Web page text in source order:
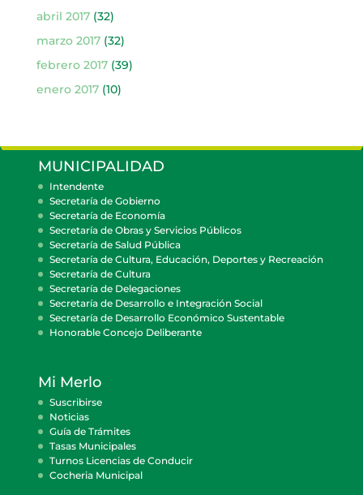
abril 2017(32)
marzo 2017(32)
febrero 2017(39)
enero 2017(10)
MUNICIPALIDAD
Intendente
Secretaría de Gobierno
Secretaría de Economía
Secretaría de Obras y Servicios Públicos
Secretaría de Salud Pública
Secretaría de Cultura, Educación, Deportes y Recreación
Secretaría de Cultura
Secretaría de Delegaciones
Secretaría de Desarrollo e Integración Social
Secretaría de Desarrollo Económico Sustentable
Honorable Concejo Deliberante
Mi Merlo
Suscribirse
Noticias
Guía de Trámites
Tasas Municipales
Turnos Licencias de Conducir
Cocheria Municipal